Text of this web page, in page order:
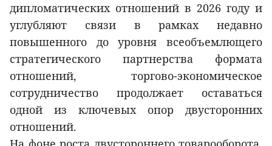
дипломатических отношений в 2026 году и
углубляют связи в рамках недавно
повышенного до уровня всеобъемлющего
стратегического партнерства формата
отношений, торгово-экономическое
сотрудничество продолжает оставаться
одной из ключевых опор двусторонних
отношений.